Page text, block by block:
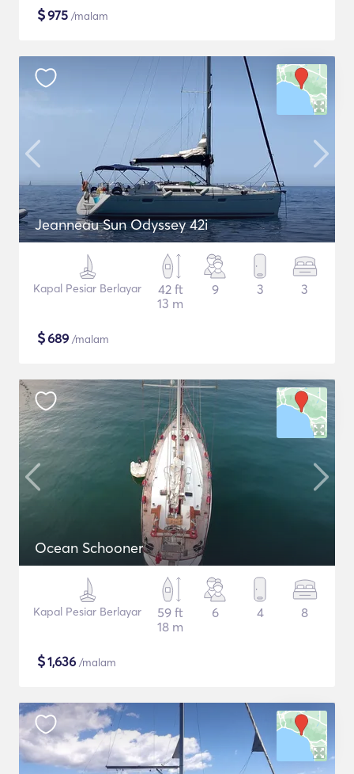
$975 /malam
Jeanneau Sun Odyssey 42i
Kapal Pesiar Berlayar
42 ft
13 m
9 3 3
$689 /malam
Ocean Schooner
Kapal Pesiar Berlayar
59 ft
18 m
6 4 8
$1,636 /malam